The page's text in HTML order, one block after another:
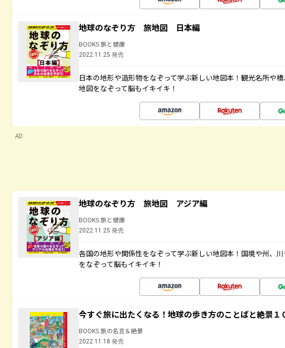
地球のなぞり方 旅地図 日本編
BOOKS 旅と健康
2022.11.25 発売
日本の地形や造形物をなぞって学ぶ新しい地図本！観光名所や
地図をなぞって脳もイキイキ！
AD
地球のなぞり方 旅地図 アジア編
BOOKS 旅と健康
2022.11.25 発売
各国の地形や関係性をなぞって学ぶ新しい地図本！国境や州、
をなぞって脳もイキイキ！
今すぐ旅に出たくなる！地球の歩き方のことばと絶景１
BOOKS 旅の名言＆絶景
2022.11.18 発売